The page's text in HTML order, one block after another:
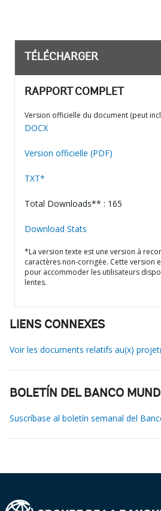
TÉLÉCHARGER
RAPPORT COMPLET
Version officielle du document (peut
DOCX
Version officielle (PDF)
TXT*
Total Downloads** : 165
Download Stats
*La version texte est une version à
caractères non-corrigée. Cette version
pour accommoder les utilisateurs
lentes.
LIENS CONNEXES
Voir les documents relatifs au(x)
BOLETÍN DEL BANCO
Suscríbase al boletín semanal del